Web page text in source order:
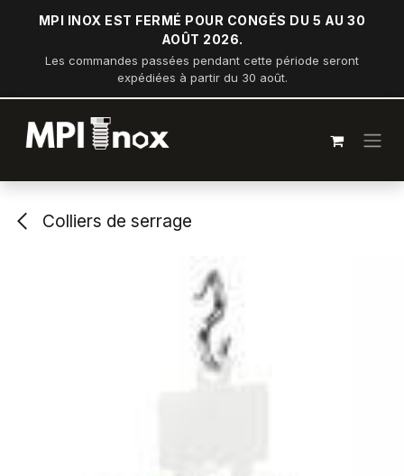
Se rendre au contenu
MPI INOX EST FERMÉ POUR CONGÉS DU 5 AU 30
AOÛT 2026.
Les commandes passées pendant cette période seront
expédiées à partir du 30 août.
Colliers de serrage